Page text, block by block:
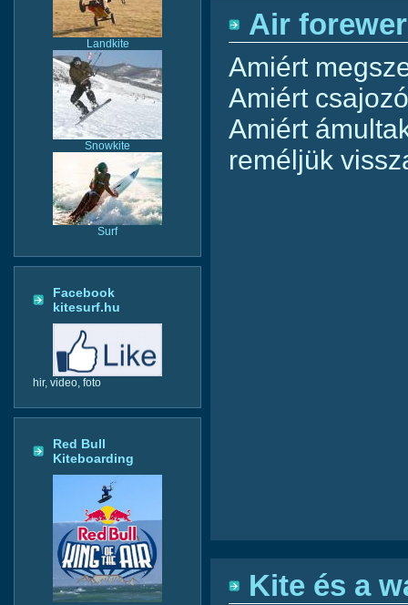
Landkite
Snowkite
Surf
Facebook
kitesurf.hu
hir, video, foto
Red Bull
Kiteboarding
Air forewer
Amiért
Amiért
Amiért
reméljük
Kite és a